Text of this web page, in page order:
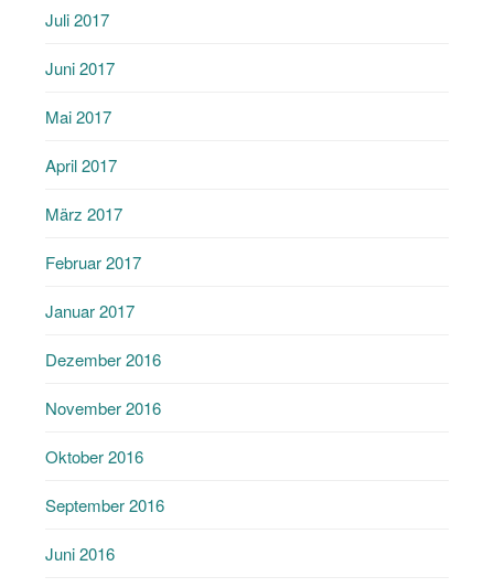
Juli 2017
Juni 2017
Mai 2017
April 2017
März 2017
Februar 2017
Januar 2017
Dezember 2016
November 2016
Oktober 2016
September 2016
Juni 2016